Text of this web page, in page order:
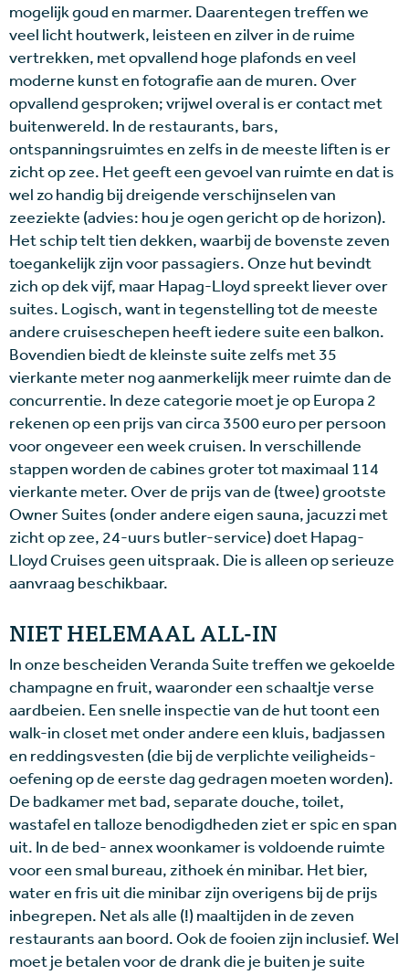
mogelijk goud en marmer. Daarentegen treffen we
veel licht houtwerk, leisteen en zilver in de ruime
vertrekken, met opvallend hoge plafonds en veel
moderne kunst en fotografie aan de muren. Over
opvallend gesproken; vrijwel overal is er contact met
buitenwereld. In de restaurants, bars,
ontspanningsruimtes en zelfs in de meeste liften is er
zicht op zee. Het geeft een gevoel van ruimte en dat is
wel zo handig bij dreigende verschijnselen van
zeeziekte (advies: hou je ogen gericht op de horizon).
Het schip telt tien dekken, waarbij de bovenste zeven
toegankelijk zijn voor passagiers. Onze hut bevindt
zich op dek vijf, maar Hapag-Lloyd spreekt liever over
suites. Logisch, want in tegenstelling tot de meeste
andere cruiseschepen heeft iedere suite een balkon.
Bovendien biedt de kleinste suite zelfs met 35
vierkante meter nog aanmerkelijk meer ruimte dan de
concurrentie. In deze categorie moet je op Europa 2
rekenen op een prijs van circa 3500 euro per persoon
voor ongeveer een week cruisen. In verschillende
stappen worden de cabines groter tot maximaal 114
vierkante meter. Over de prijs van de (twee) grootste
Owner Suites (onder andere eigen sauna, jacuzzi met
zicht op zee, 24-uurs butler-service) doet Hapag-
Lloyd Cruises geen uitspraak. Die is alleen op serieuze
aanvraag beschikbaar.
NIET HELEMAAL ALL-IN
In onze bescheiden Veranda Suite treffen we gekoelde
champagne en fruit, waaronder een schaaltje verse
aardbeien. Een snelle inspectie van de hut toont een
walk-in closet met onder andere een kluis, badjassen
en reddingsvesten (die bij de verplichte veiligheids-
oefening op de eerste dag gedragen moeten worden).
De badkamer met bad, separate douche, toilet,
wastafel en talloze benodigdheden ziet er spic en span
uit. In de bed- annex woonkamer is voldoende ruimte
voor een smal bureau, zithoek én minibar. Het bier,
water en fris uit die minibar zijn overigens bij de prijs
inbegrepen. Net als alle (!) maaltijden in de zeven
restaurants aan boord. Ook de fooien zijn inclusief. Wel
moet je betalen voor de drank die je buiten je suite